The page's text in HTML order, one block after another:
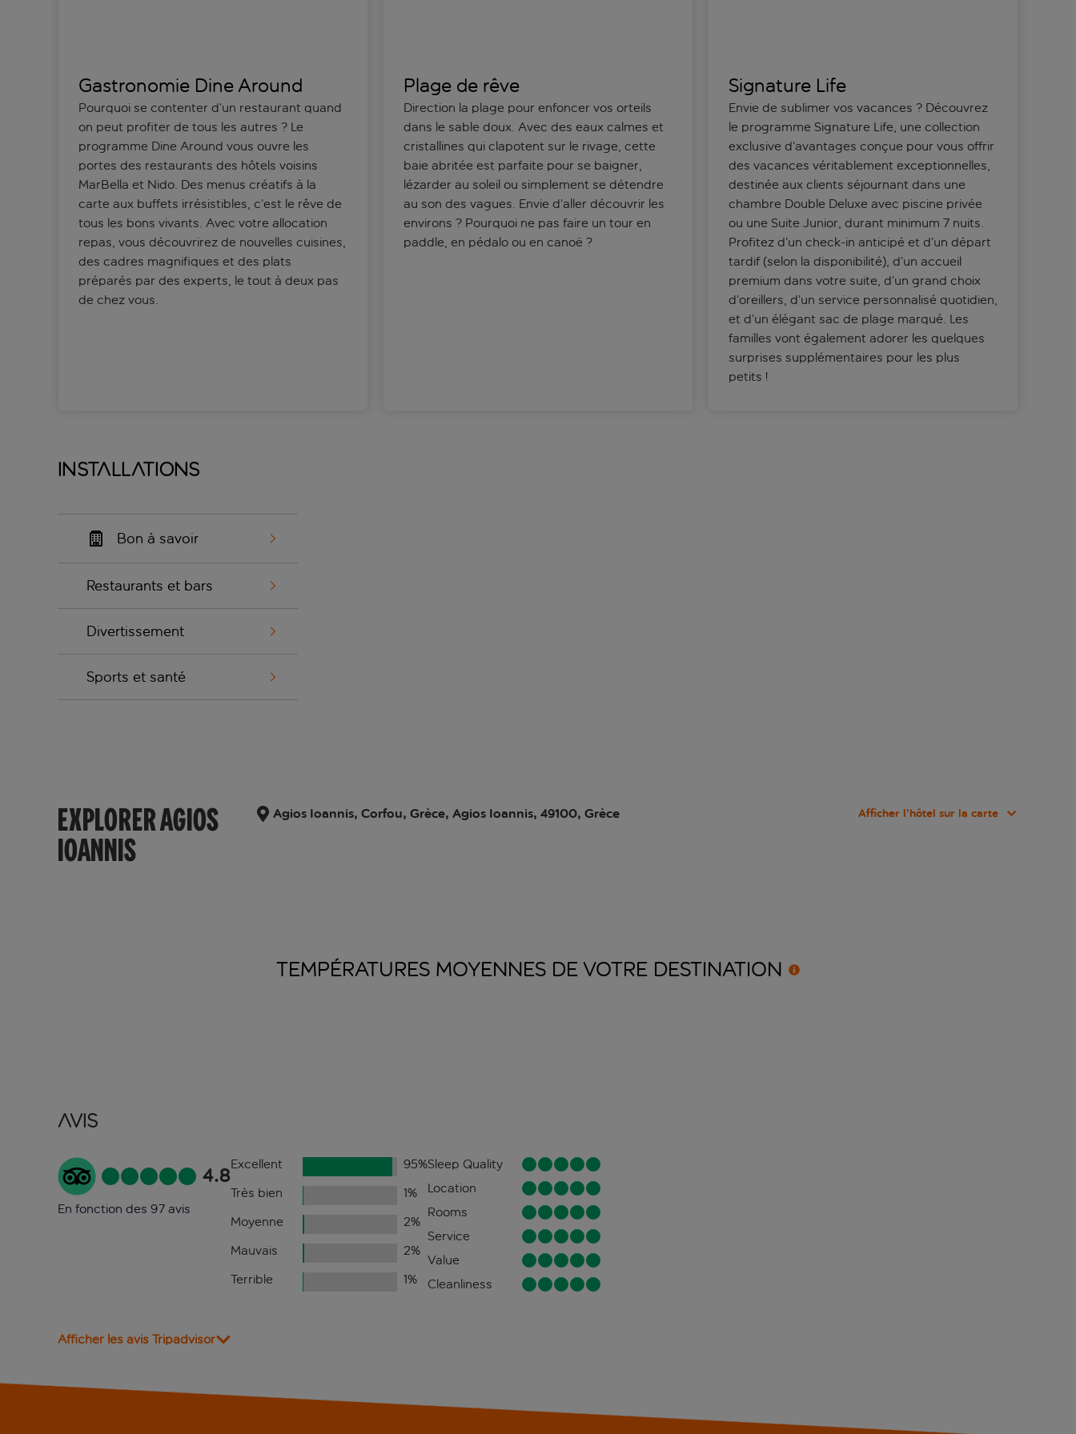
Gastronomie Dine Around
Pourquoi se contenter d’un restaurant quand
on peut profiter de tous les autres ? Le
programme Dine Around vous ouvre les
portes des restaurants des hôtels voisins
MarBella et Nido. Des menus créatifs à la
carte aux buffets irrésistibles, c’est le rêve de
tous les bons vivants. Avec votre allocation
repas, vous découvrirez de nouvelles cuisines,
des cadres magnifiques et des plats
préparés par des experts, le tout à deux pas
de chez vous.
Plage de rêve
Direction la plage pour enfoncer vos orteils
dans le sable doux. Avec des eaux calmes et
cristallines qui clapotent sur le rivage, cette
baie abritée est parfaite pour se baigner,
lézarder au soleil ou simplement se détendre
au son des vagues. Envie d’aller découvrir les
environs ? Pourquoi ne pas faire un tour en
paddle, en pédalo ou en canoë ?
Signature Life
Envie de sublimer vos vacances ? Découvrez
le programme Signature Life, une collection
exclusive d’avantages conçue pour vous offrir
des vacances véritablement exceptionnelles,
destinée aux clients séjournant dans une
chambre Double Deluxe avec piscine privée
ou une Suite Junior, durant minimum 7 nuits.
Profitez d’un check-in anticipé et d’un départ
tardif (selon la disponibilité), d’un accueil
premium dans votre suite, d’un grand choix
d’oreillers, d’un service personnalisé quotidien,
et d’un élégant sac de plage marqué. Les
familles vont également adorer les quelques
surprises supplémentaires pour les plus
petits !
Installations
Bon à savoir
Restaurants et bars
Divertissement
Sports et santé
EXPLORER AGIOS
IOANNIS
Agios Ioannis, Corfou, Grèce, Agios Ioannis, 49100, Grèce Afficher l’hôtel sur la carte
TEMPÉRATURES MOYENNES DE VOTRE DESTINATION
Avis
4.8
En fonction des 97 avis
Excellent 95%
Très bien
1%
Moyenne
2%
Mauvais
2%
Terrible
1%
Sleep Quality
Location
Rooms
Service
Value
Cleanliness
Afficher les avis Tripadvisor